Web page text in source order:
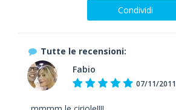
Condividi
Tutte le recensioni:
Fabio
07/11/2011